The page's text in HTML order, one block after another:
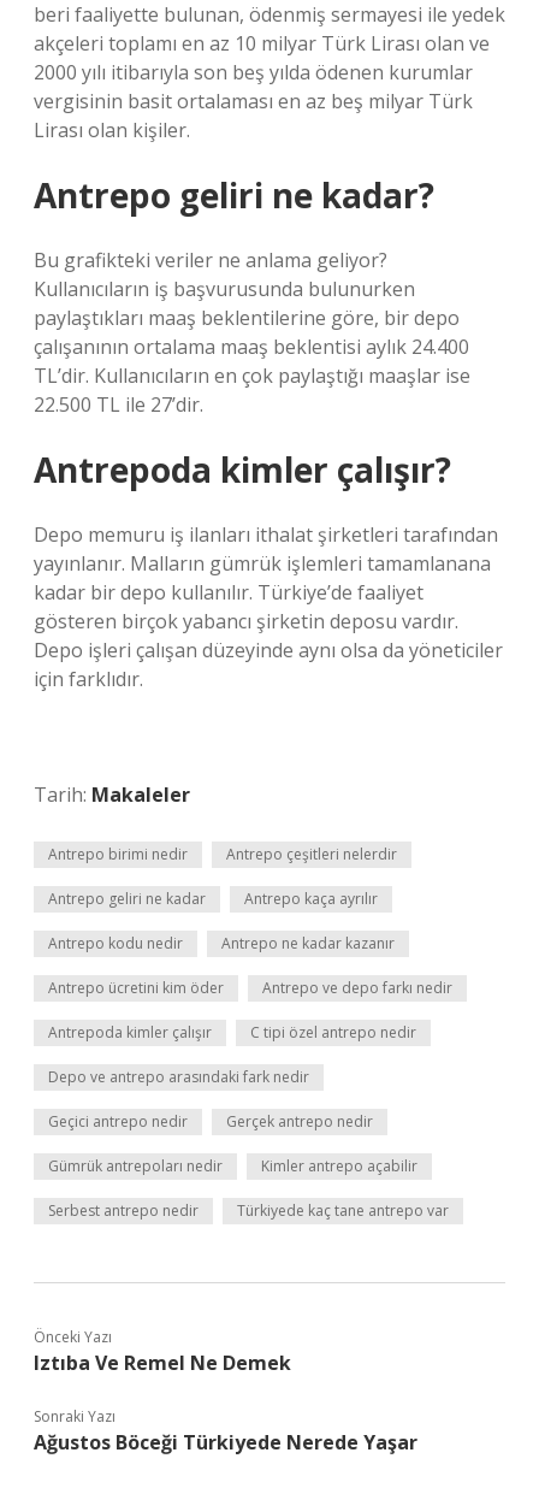
beri faaliyette bulunan, ödenmiş sermayesi ile yedek
akçeleri toplamı en az 10 milyar Türk Lirası olan ve
2000 yılı itibarıyla son beş yılda ödenen kurumlar
vergisinin basit ortalaması en az beş milyar Türk
Lirası olan kişiler.
Antrepo geliri ne kadar?
Bu grafikteki veriler ne anlama geliyor?
Kullanıcıların iş başvurusunda bulunurken
paylaştıkları maaş beklentilerine göre, bir depo
çalışanının ortalama maaş beklentisi aylık 24.400
TL’dir. Kullanıcıların en çok paylaştığı maaşlar ise
22.500 TL ile 27’dir.
Antrepoda kimler çalışır?
Depo memuru iş ilanları ithalat şirketleri tarafından
yayınlanır. Malların gümrük işlemleri tamamlanana
kadar bir depo kullanılır. Türkiye’de faaliyet
gösteren birçok yabancı şirketin deposu vardır.
Depo işleri çalışan düzeyinde aynı olsa da yöneticiler
için farklıdır.
Tarih: Makaleler
Antrepo birimi nedir Antrepo çeşitleri nelerdir
Antrepo geliri ne kadar Antrepo kaça ayrılır
Antrepo kodu nedir Antrepo ne kadar kazanır
Antrepo ücretini kim öder Antrepo ve depo farkı nedir
Antrepoda kimler çalışır C tipi özel antrepo nedir
Depo ve antrepo arasındaki fark nedir
Geçici antrepo nedir Gerçek antrepo nedir
Gümrük antrepoları nedir Kimler antrepo açabilir
Serbest antrepo nedir Türkiyede kaç tane antrepo var
Önceki Yazı
Iztıba Ve Remel Ne Demek
Sonraki Yazı
Ağustos Böceği Türkiyede Nerede Yaşar